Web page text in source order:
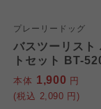
プレーリードッグ
バスツーリスト
トセット BT-
本体 1,900 円
(税込 2,090 円)
ご利用
このサイトは
コープきんき
個人
このサイト
コープきんき
かりしている
連合、ならび
特定商
このサイトは
コープきんき